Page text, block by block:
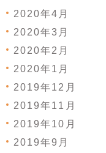
2020年4月
2020年3月
2020年2月
2020年1月
2019年12月
2019年11月
2019年10月
2019年9月